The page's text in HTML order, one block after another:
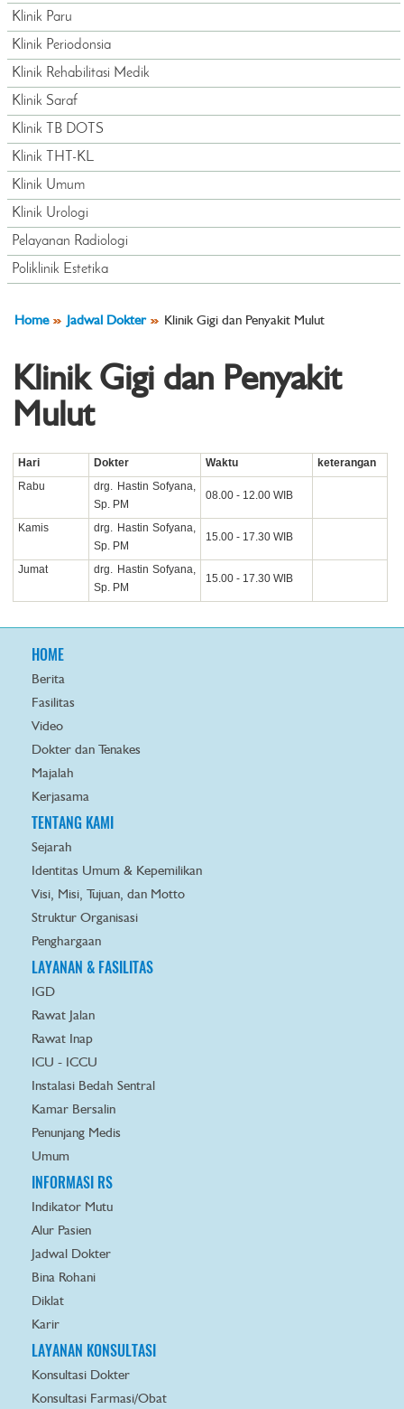
Klinik Paru
Klinik Periodonsia
Klinik Rehabilitasi Medik
Klinik Saraf
Klinik TB DOTS
Klinik THT-KL
Klinik Umum
Klinik Urologi
Pelayanan Radiologi
Poliklinik Estetika
Home Jadwal Dokter Klinik Gigi dan Penyakit Mulut
Klinik Gigi dan Penyakit
Mulut
Hari Dokter Waktu
keterangan
Rabu
drg. Hastin Sofyana,
Sp. PM
08.00 - 12.00 WIB
Kamis
drg. Hastin Sofyana,
Sp. PM
15.00 - 17.30 WIB
Jumat
drg. Hastin Sofyana,
Sp. PM
15.00 - 17.30 WIB
HOME
Berita
Fasilitas
Video
Dokter dan Tenakes
Majalah
Kerjasama
TENTANG KAMI
Sejarah
Identitas Umum & Kepemilikan
Visi, Misi, Tujuan, dan Motto
Struktur Organisasi
Penghargaan
LAYANAN & FASILITAS
IGD
Rawat Jalan
Rawat Inap
ICU - ICCU
Instalasi Bedah Sentral
Kamar Bersalin
Penunjang Medis
Umum
INFORMASI RS
Indikator Mutu
Alur Pasien
Jadwal Dokter
Bina Rohani
Diklat
Karir
LAYANAN KONSULTASI
Konsultasi Dokter
Konsultasi Farmasi/Obat